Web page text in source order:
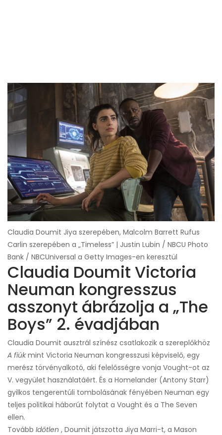
Claudia Doumit Jiya szerepében, Malcolm Barrett Rufus
Carlin szerepében a „Timeless” | Justin Lubin / NBCU Photo
Bank / NBCUniversal a Getty Images-en keresztül
Claudia Doumit Victoria
Neuman kongresszus
asszonyt ábrázolja a „The
Boys” 2. évadjában
Claudia Doumit ausztrál színész csatlakozik a szereplőkhöz
A fiúkmint Victoria Neuman kongresszusi képviselő, egy
merész törvényalkotó, aki felelősségre vonja Vought-ot az
V. vegyület használatáért. És a Homelander (Antony Starr)
gyilkos tengerentúli tombolásának fényében Neuman egy
teljes politikai háborút folytat a Vought és a The Seven
ellen.
Tovább Időtlen , Doumit játszotta Jiya Marri-t, a Mason